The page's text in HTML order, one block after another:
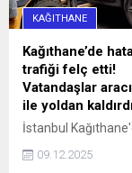
KAĞITHANE
Kağıthane’de
trafiği felç etti!
Vatandaşlar
ile yoldan
İstanbul
saat 16.00
09.12.2025